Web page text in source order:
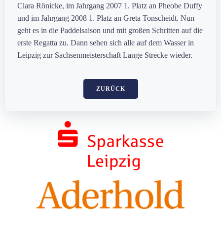
Clara Rönicke, im Jahrgang 2007 1. Platz an Pheobe Duffy
und im Jahrgang 2008 1. Platz an Greta Tonscheidt. Nun
geht es in die Paddelsaison und mit großen Schritten auf die
erste Regatta zu. Dann sehen sich alle auf dem Wasser in
Leipzig zur Sachsenmeisterschaft Lange Strecke wieder.
ZURÜCK